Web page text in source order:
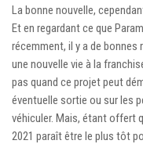
La bonne nouvelle,
Et en regardant ce que
récemment, il y a de
une nouvelle vie à la
pas quand ce projet peut
éventuelle sortie ou sur les
véhiculer. Mais, étant offert
2021 paraît être le plus tôt